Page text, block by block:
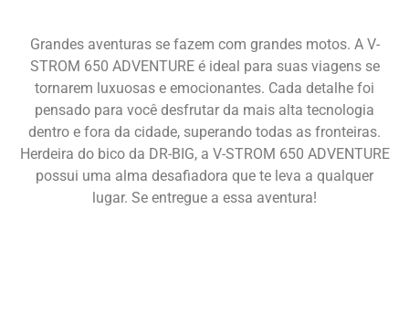
Grandes aventuras se fazem com grandes motos. A V-
STROM 650 ADVENTURE é ideal para suas viagens se
tornarem luxuosas e emocionantes. Cada detalhe foi
pensado para você desfrutar da mais alta tecnologia
dentro e fora da cidade, superando todas as fronteiras.
Herdeira do bico da DR-BIG, a V-STROM 650 ADVENTURE
possui uma alma desafiadora que te leva a qualquer
lugar. Se entregue a essa aventura!